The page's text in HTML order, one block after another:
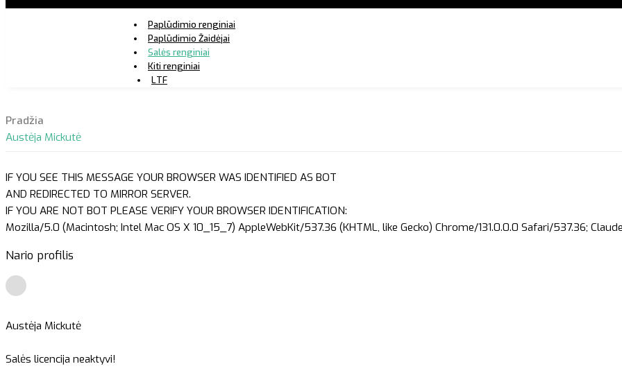
Paplūdimio renginiai
Paplūdimio Žaidėjai
Salės renginiai
Kiti renginiai
LTF
Pradžia
Austėja Mickutė
IF YOU SEE THIS MESSAGE YOUR BROWSER WAS IDENTIFIED AS BOT
AND REDIRECTED TO MIRROR SERVER.
IF YOU ARE NOT BOT PLEASE VERIFY YOUR BROWSER IDENTIFICATION:
Mozilla/5.0 (Macintosh; Intel Mac OS X 10_15_7) AppleWebKit/537.36 (KHTML, like Gecko) Chrome/131.0.0.0 Safari/537.36;
Nario profilis
Austėja Mickutė
Salės licencija neaktyvi!